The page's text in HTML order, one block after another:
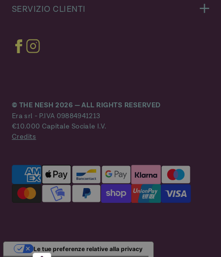
THE STAPLE
EARRINGS GOLD
SERVIZIO CLIENTI
© THE NESH 2026 — ALL RIGHTS RESERVED
Era srl - P.IVA 09884941213
€10.000 Capitale Sociale I.V.
Credits
Le tue preferenze relative alla privacy